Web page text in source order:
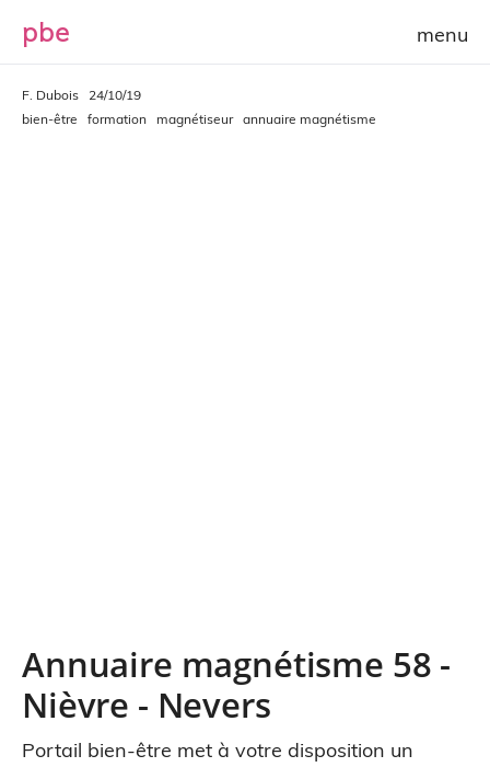
pbe
F. Dubois
24/10/19
bien-être
formation magnétiseur annuaire magnétisme
Annuaire magnétisme 58 -
Nièvre - Nevers
Portail bien-être met à votre disposition un